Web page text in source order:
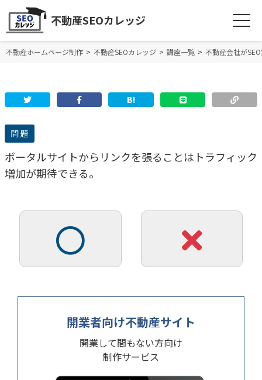
不動産SEOカレッジ
不動産ホームページ制作 不動産SEOカレッジ 講座一覧 不動産会社が
B!
問 題
ポータルサイトからリンクを張ることはトラフィック
増加が期待できる。
開業者向け不動産サイト
開業して間もない方向け
制作サービス